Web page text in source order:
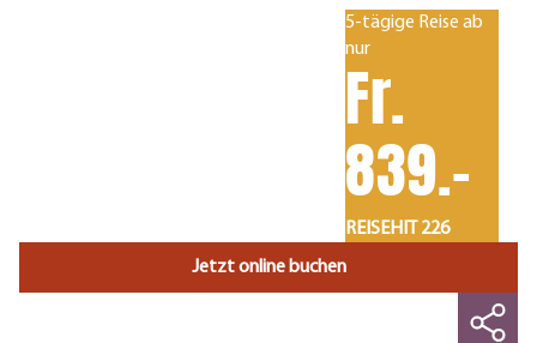
5-tägige Reise ab
nur
Fr.
839.-
REISEHIT 226
Jetzt online buchen